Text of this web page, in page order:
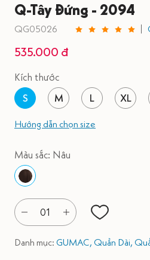
Q-Tây Đứng - 2094
QG05026
535.000 đ
Kích thước
S
M L XL
Hướng dẫn chọn size
Màu sắc: Nâu
01
Danh mục: GUMAC, Quần Dài,